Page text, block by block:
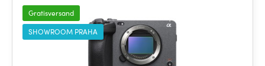
Gratisversand
SHOWROOM PRAHA